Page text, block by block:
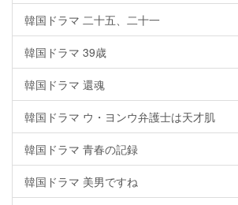
韓国ドラマ 二十五、二十一
韓国ドラマ 39歳
韓国ドラマ 還魂
韓国ドラマ ウ・ヨンウ弁護士は天才肌
韓国ドラマ 青春の記録
韓国ドラマ 美男ですね